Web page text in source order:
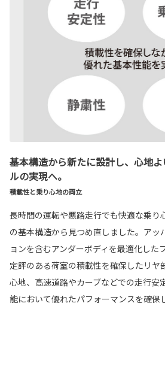
基本構造から新たに設計し、心地
ルの実現へ。
積載性と乗り心地の両立
長時間の運転や悪路走行でも快適な乗り
の基本構造から見つめ直しました。アッ
ョンを含むアンダーボディを最適化した
定評のある荷室の積載性を確保したリヤ
心地、高速道路やカーブなどでの走行安
能において優れたパフォーマンスを確保